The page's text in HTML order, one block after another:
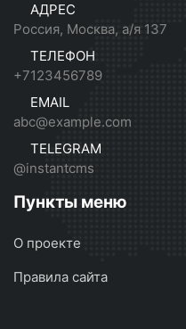
АДРЕС
Россия, Москва, а/я 137
ТЕЛЕФОН
+7123456789
EMAIL
abc@example.com
TELEGRAM
@instantcms
Пункты меню
О проекте
Правила сайта